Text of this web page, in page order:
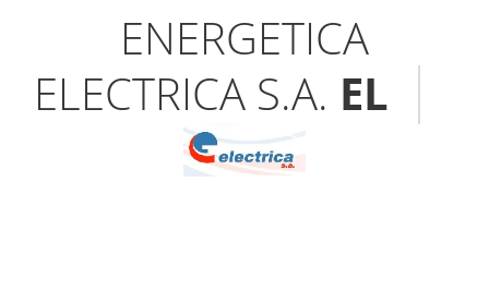
ENERGETICA
ELECTRICA S.A. EL